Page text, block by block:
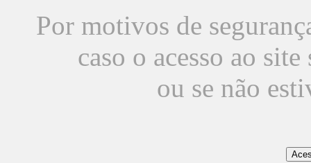
Por motivos de
caso o acesso ao
ou se não